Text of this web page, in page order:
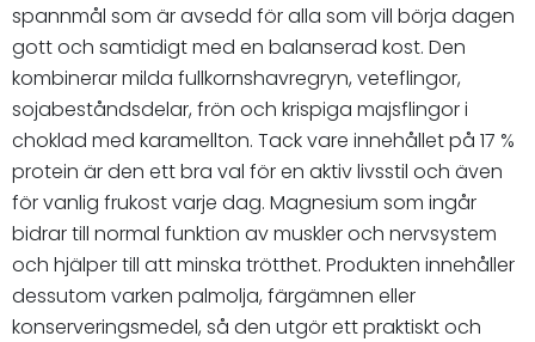
spannmål som är avsedd för alla som vill börja dagen
gott och samtidigt med en balanserad kost. Den
kombinerar milda fullkornshavregryn, veteflingor,
sojabeståndsdelar, frön och krispiga majsflingor i
choklad med karamellton. Tack vare innehållet på 17 %
protein är den ett bra val för en aktiv livsstil och även
för vanlig frukost varje dag. Magnesium som ingår
bidrar till normal funktion av muskler och nervsystem
och hjälper till att minska trötthet. Produkten innehåller
dessutom varken palmolja, färgämnen eller
konserveringsmedel, så den utgör ett praktiskt och